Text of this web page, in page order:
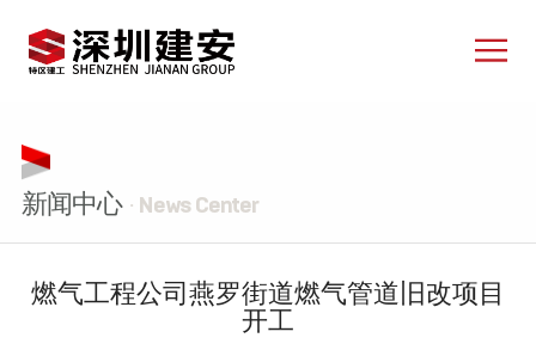
新闻中心 · News Center
燃气工程公司燕罗街道燃气管道旧改项目
开工